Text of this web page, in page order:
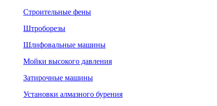
Строительные фены
Штроборезы
Шлифовальные машины
Мойки высокого давления
Затирочные машины
Установки алмазного бурения